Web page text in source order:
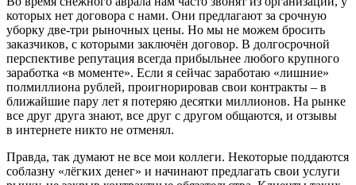
которых нет договора с нами. Они предлагают за срочную
уборку две-три рыночных цены. Но мы не можем бросить
заказчиков, с которыми заключён договор. В долгосрочной
перспективе репутация всегда прибыльнее любого крупного
заработка «в моменте». Если я сейчас заработаю «лишние»
полмиллиона рублей, проигнорировав свои контракты – в
ближайшие пару лет я потеряю десятки миллионов. На рынке
все друг друга знают, все друг с другом общаются, и отзывы
в интернете никто не отменял.
Правда, так думают не все мои коллеги. Некоторые поддаются
соблазну «лёгких денег» и начинают предлагать свои услуги